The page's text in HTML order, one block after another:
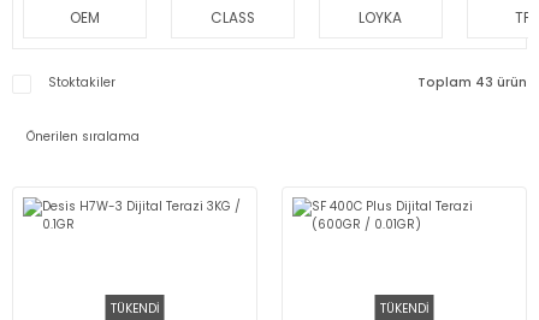
OEM CLASS LOYKA
Stoktakiler Toplam 43 ürün
TÜKENDİ TÜKENDİ